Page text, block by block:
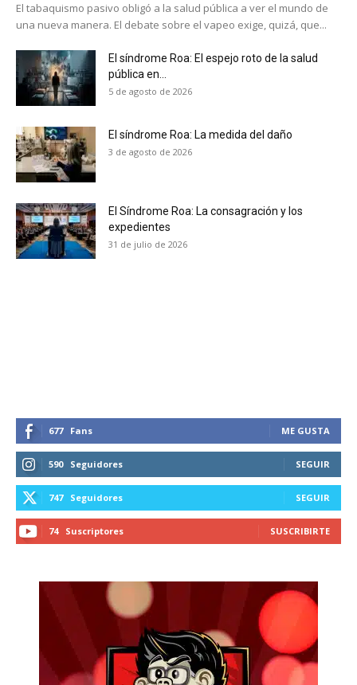
No te pierdas de las
receive all the news of vaping and
tobacco harm reduction in your email.
SUBSCRIBIRSE
El tabaquismo pasivo obligó a la salud pública a ver el mundo de
una nueva manera. El debate sobre el vapeo exige, quizá, que...
El síndrome Roa: El espejo roto de la salud
pública en...
5 de agosto de 2026
El síndrome Roa: La medida del daño
3 de agosto de 2026
El Síndrome Roa: La consagración y los
expedientes
31 de julio de 2026
677 Fans ME GUSTA
590 Seguidores SEGUIR
747 Seguidores SEGUIR
74 Suscriptores SUSCRIBIRTE